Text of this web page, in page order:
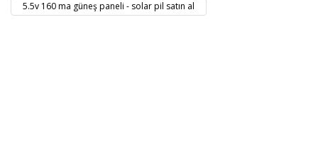
5.5v 160 ma güneş paneli - solar pil satın al